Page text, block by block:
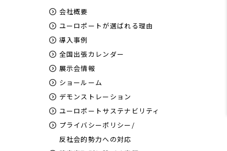
会社概要
ユーロポートが選ばれる理由
導入事例
全国出張カレンダー
展示会情報
ショールーム
デモンストレーション
ユーロポートサステナビリティ
プライバシーポリシー/
反社会的勢力への対応